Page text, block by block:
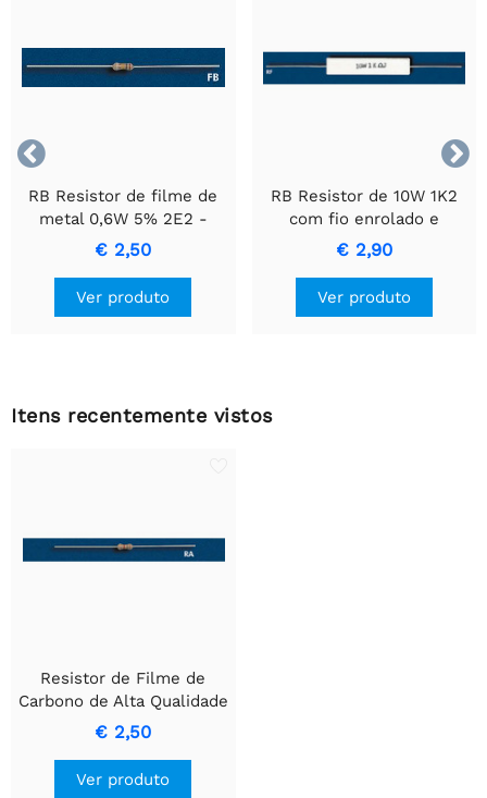


RB Resistor de filme de
metal 0,6W 5% 2E2 -
Resistor de Precisão
Durável
€ 2,50
Ver produto
RB Resistor de 10W 1K2
com fio enrolado e
invólucro de cerâmica.
€ 2,90
Ver produto
Itens recentemente vistos
Resistor de Filme de
Carbono de Alta Qualidade
WEERSTAND 1/4W 330E
€ 2,50
Ver produto